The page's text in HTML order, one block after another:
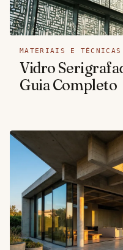
MATERIAIS E TÉCNICAS
Vidro
Guia Completo